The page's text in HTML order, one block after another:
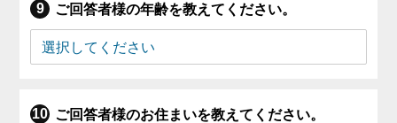
ご回答者様の年齢を教えてください。
ご回答者様のお住まいを教えてください。